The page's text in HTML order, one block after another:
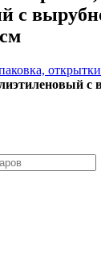
с
открытки
с